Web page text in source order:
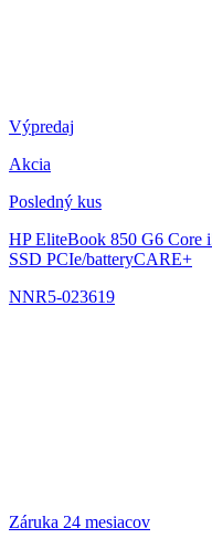
Výpredaj
Akcia
Posledný kus
HP EliteBook 850 G6 Core
SSD PCIe/batteryCARE+
NNR5-023619
Záruka 24 mesiacov